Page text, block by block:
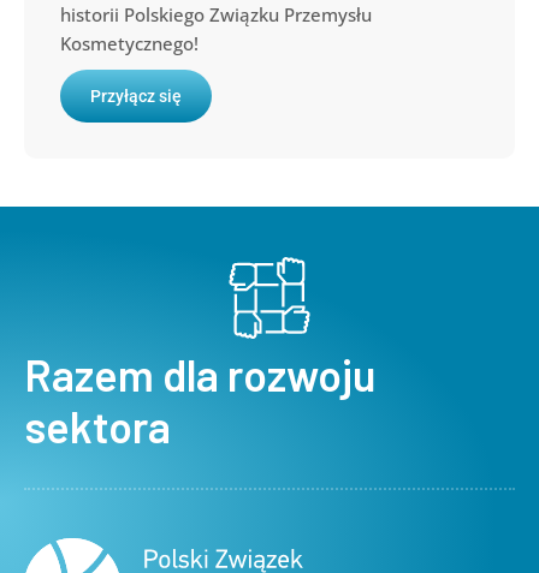
historii Polskiego Związku Przemysłu
Kosmetycznego!
Przyłącz się
Razem dla rozwoju
sektora